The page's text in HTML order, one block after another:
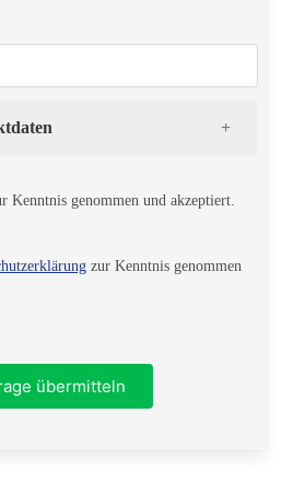
Kenntnis genommen und akzeptiert.
zur Kenntnis genommen
übermitteln